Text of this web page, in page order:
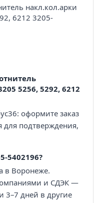
накл.кол.арки
6212 3205-
5256, 5292, 6212
оформите заказ
для подтверждения,
5402196?
в Воронеже.
и СДЭК —
3–7 дней в другие